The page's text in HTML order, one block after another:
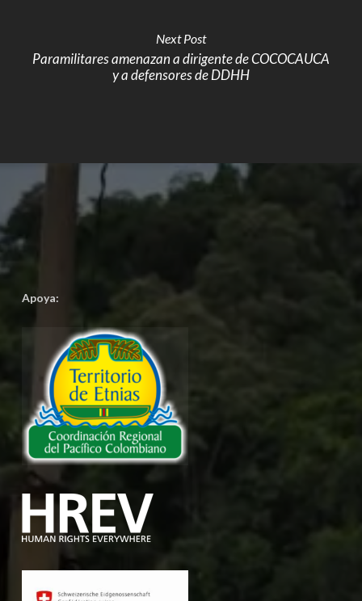
Next Post
Paramilitares amenazan a dirigente de COCOCAUCA
y a defensores de DDHH
Apoya: